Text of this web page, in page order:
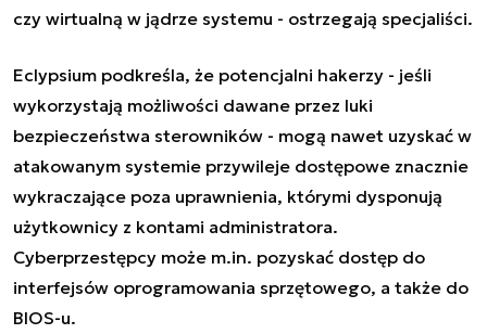
czy wirtualną w jądrze systemu - ostrzegają specjaliści.
Eclypsium podkreśla, że potencjalni hakerzy - jeśli
wykorzystają możliwości dawane przez luki
bezpieczeństwa sterowników - mogą nawet uzyskać w
atakowanym systemie przywileje dostępowe znacznie
wykraczające poza uprawnienia, którymi dysponują
użytkownicy z kontami administratora.
Cyberprzestępcy może m.in. pozyskać dostęp do
interfejsów oprogramowania sprzętowego, a także do
BIOS-u.